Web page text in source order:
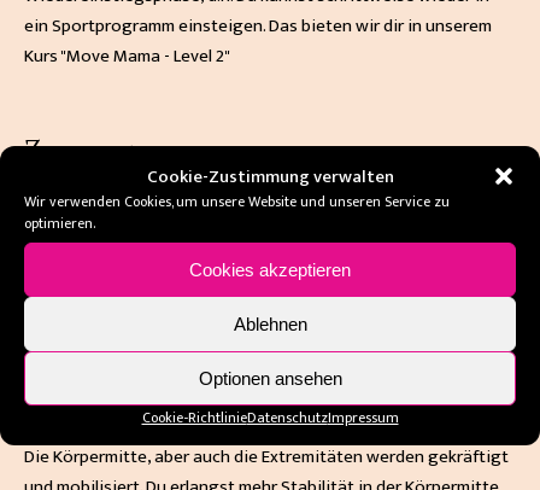
Cookie-Zustimmung verwalten
Wir verwenden Cookies, um unsere Website und unseren Service zu
optimieren.
Cookies akzeptieren
Ablehnen
Optionen ansehen
Cookie-RichtlinieDatenschutzImpressum
ein Sportprogramm einsteigen. Das bieten wir dir in unserem
Kurs "Move Mama - Level 2"
Zielsetzung von
Rückbildungsgymnastik/
Die Wahrnehmung und die funktionale Arbeit von Beckenboden
und Muskelkorsett werden geschult. Viele Frauen haben nach
der Geburt Schwierigkeiten, die Muskulatur richtig zu spüren
beziehungsweise richtig einzusetzen, diese Fähigkeit wird
durch Rückbildungsgymnastik wiederhergestellt. Wer den
funktionalen Einsatz von Beckenboden und Muskelkorsett
erlernt, profitiert das ganze Leben davon!
Die Körpermitte, aber auch die Extremitäten werden gekräftigt